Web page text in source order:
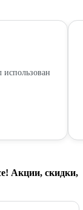
Акции, скидки,